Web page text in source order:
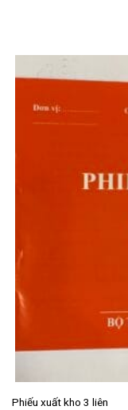
Phiếu xuất kho 3 liên